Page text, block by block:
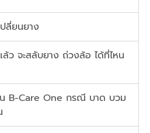
ลี่ยนยาง
ล้ว จะสลับยาง ถ่วงล้อ ได้ที่ไหน
น B-Care One กรณี บาด บวม